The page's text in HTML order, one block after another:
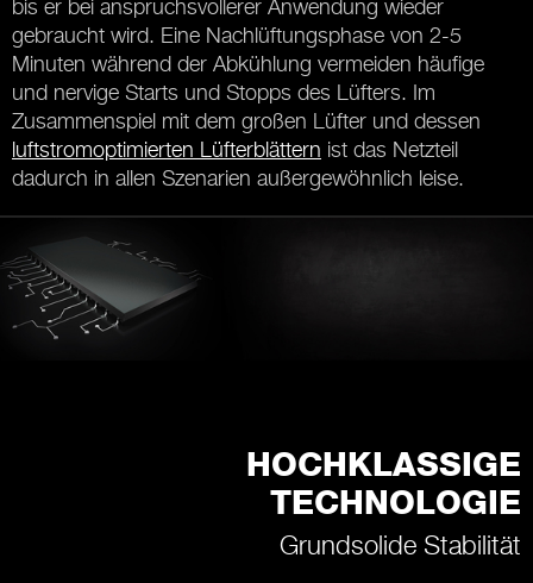
bis er bei anspruchsvollerer Anwendung wieder
gebraucht wird. Eine Nachlüftungsphase von 2-5
Minuten während der Abkühlung vermeiden häufige
und nervige Starts und Stopps des Lüfters. Im
Zusammenspiel mit dem großen Lüfter und dessen
luftstromoptimierten Lüfterblättern ist das Netzteil
dadurch in allen Szenarien außergewöhnlich leise.
HOCHKLASSIGE
TECHNOLOGIE
Grundsolide Stabilität